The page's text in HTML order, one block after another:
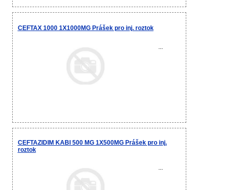
CEFTAX 1000 1X1000MG Prášek pro inj. roztok
...
CEFTAZIDIM KABI 500 MG 1X500MG Prášek pro inj.
roztok
...